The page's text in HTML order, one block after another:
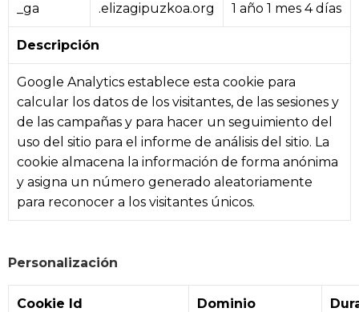
_ga .elizagipuzkoa.org 1 año 1 mes 4 días
Descripción
Google Analytics establece esta cookie para
calcular los datos de los visitantes, de las sesiones y
de las campañas y para hacer un seguimiento del
uso del sitio para el informe de análisis del sitio. La
cookie almacena la información de forma anónima
y asigna un número generado aleatoriamente
para reconocer a los visitantes únicos.
Personalización
Cookie Id Dominio